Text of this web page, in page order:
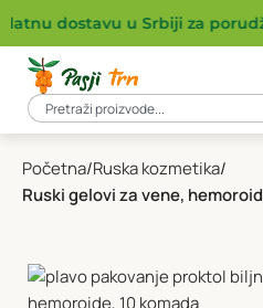
dostavu u Srbiji za
Početna Ruska kozmetika
Ruski gelovi za vene,